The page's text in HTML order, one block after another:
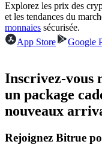
Futures USDC
Explorez les prix des
et les tendances du
monnaies sécurisée.
App Store
Google
Inscrivez-vous
un package
nouveaux
Rejoignez Bitrue